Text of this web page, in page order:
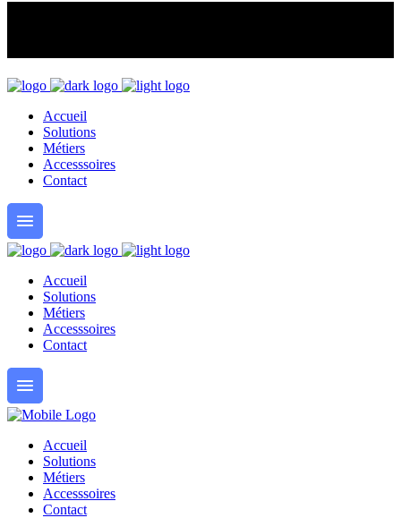
Accueil
Solutions
Métiers
Accesssoires
Contact
Accueil
Solutions
Métiers
Accesssoires
Contact
Accueil
Solutions
Métiers
Accesssoires
Contact